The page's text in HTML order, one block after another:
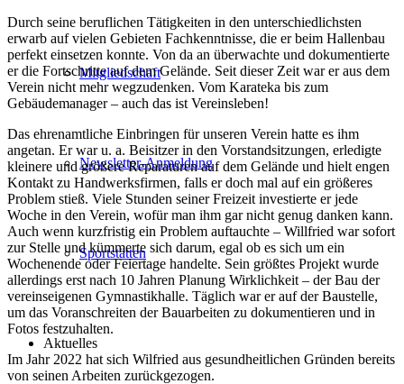
Mitgliedschaft
Newsletter-Anmeldung
Sportstätten
Aktuelles
Durch seine beruflichen Tätigkeiten in den unterschiedlichsten
erwarb auf vielen Gebieten Fachkenntnisse, die er beim Hallenbau
perfekt einsetzen konnte. Von da an überwachte und dokumentierte
er die Fortschritte auf dem Gelände. Seit dieser Zeit war er aus dem
Verein nicht mehr wegzudenken. Vom Karateka bis zum
Gebäudemanager – auch das ist Vereinsleben!
Das ehrenamtliche Einbringen für unseren Verein hatte es ihm
angetan. Er war u. a. Beisitzer in den Vorstandsitzungen, erledigte
kleinere und größere Reparaturen auf dem Gelände und hielt engen
Kontakt zu Handwerksfirmen, falls er doch mal auf ein größeres
Problem stieß. Viele Stunden seiner Freizeit investierte er jede
Woche in den Verein, wofür man ihm gar nicht genug danken kann.
Auch wenn kurzfristig ein Problem auftauchte – Willfried war sofort
zur Stelle und kümmerte sich darum, egal ob es sich um ein
Wochenende oder Feiertage handelte. Sein größtes Projekt wurde
allerdings erst nach 10 Jahren Planung Wirklichkeit – der Bau der
vereinseigenen Gymnastikhalle. Täglich war er auf der Baustelle,
um das Voranschreiten der Bauarbeiten zu dokumentieren und in
Fotos festzuhalten.
Im Jahr 2022 hat sich Wilfried aus gesundheitlichen Gründen bereits
von seinen Arbeiten zurückgezogen.